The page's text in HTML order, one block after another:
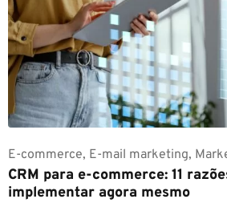
E-commerce, E-mail marketing,
CRM para e-commerce: 11
implementar agora mesmo